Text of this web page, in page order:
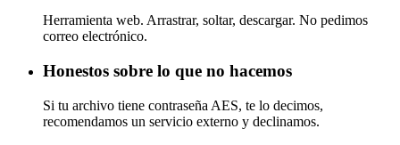
Herramienta web. Arrastrar, soltar, descargar. No pedimos
correo electrónico.
Honestos sobre lo que no hacemos
Si tu archivo tiene contraseña AES, te lo decimos,
recomendamos un servicio externo y declinamos.